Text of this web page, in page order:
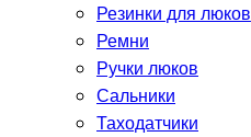
Резинки для люков
Ремни
Ручки люков
Сальники
Таходатчики